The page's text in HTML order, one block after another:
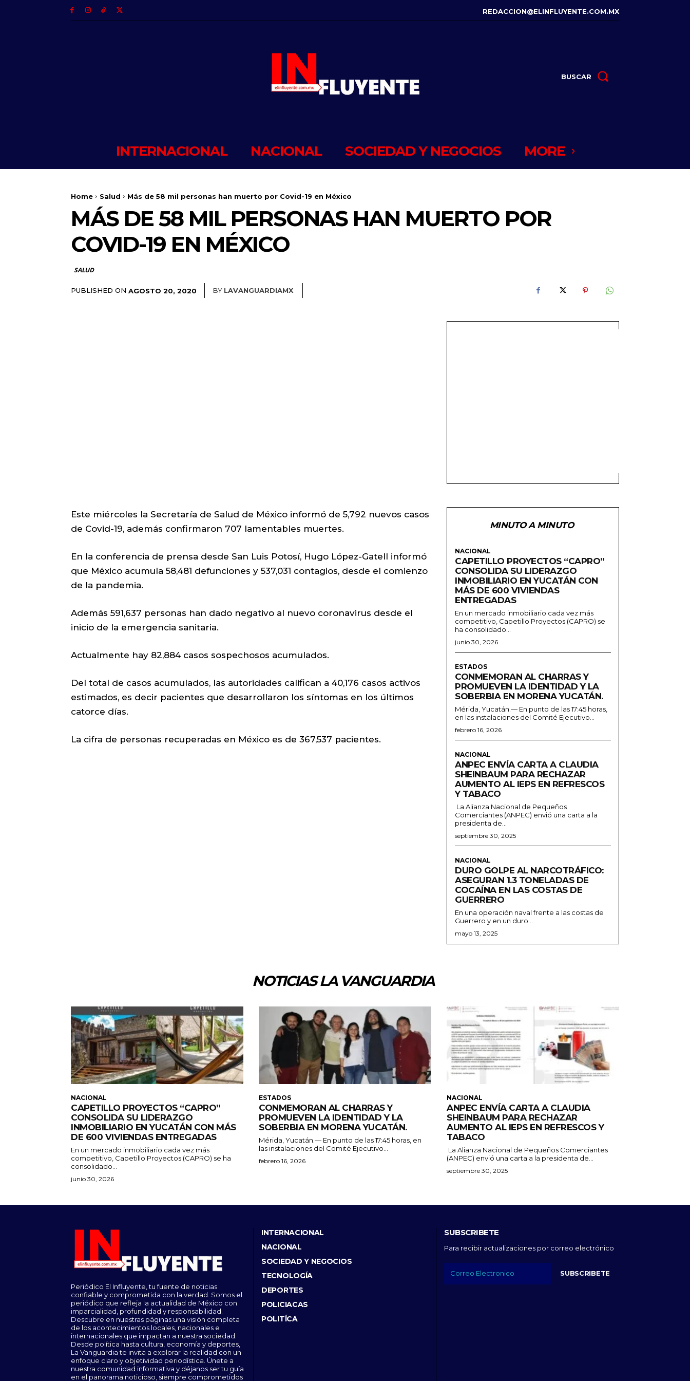
REDACCION@ELINFLUYENTE.COM.MX
BUSCAR
INTERNACIONAL NACIONAL SOCIEDAD Y NEGOCIOS MORE
Home Salud Más de 58 mil personas han muerto por Covid-19 en México
MÁS DE 58 MIL PERSONAS HAN MUERTO POR
COVID-19 EN MÉXICO
SALUD
PUBLISHED ON AGOSTO 20, 2020 BY LAVANGUARDIAMX
Este miércoles la Secretaría de Salud de México informó de 5,792 nuevos casos
de Covid-19, además confirmaron 707 lamentables muertes.
En la conferencia de prensa desde San Luis Potosí, Hugo López-Gatell informó
que México acumula 58,481 defunciones y 537,031 contagios, desde el comienzo
de la pandemia.
Además 591,637 personas han dado negativo al nuevo coronavirus desde el
inicio de la emergencia sanitaria.
Actualmente hay 82,884 casos sospechosos acumulados.
Del total de casos acumulados, las autoridades califican a 40,176 casos activos
estimados, es decir pacientes que desarrollaron los síntomas en los últimos
catorce días.
La cifra de personas recuperadas en México es de 367,537 pacientes.
MINUTO A MINUTO
NACIONAL
CAPETILLO PROYECTOS “CAPRO”
CONSOLIDA SU LIDERAZGO
INMOBILIARIO EN YUCATÁN CON
MÁS DE 600 VIVIENDAS
ENTREGADAS
En un mercado inmobiliario cada vez más
competitivo, Capetillo Proyectos (CAPRO) se
ha consolidado...
junio 30, 2026
ESTADOS
CONMEMORAN AL CHARRAS Y
PROMUEVEN LA IDENTIDAD Y LA
SOBERBIA EN MORENA YUCATÁN.
Mérida, Yucatán.— En punto de las 17:45 horas,
en las instalaciones del Comité Ejecutivo...
febrero 16, 2026
NACIONAL
ANPEC ENVÍA CARTA A CLAUDIA
SHEINBAUM PARA RECHAZAR
AUMENTO AL IEPS EN REFRESCOS
Y TABACO
La Alianza Nacional de Pequeños
Comerciantes (ANPEC) envió una carta a la
presidenta de...
septiembre 30, 2025
NACIONAL
DURO GOLPE AL NARCOTRÁFICO:
ASEGURAN 1.3 TONELADAS DE
COCAÍNA EN LAS COSTAS DE
GUERRERO
En una operación naval frente a las costas de
Guerrero y en un duro...
mayo 13, 2025
NOTICIAS LA VANGUARDIA
NACIONAL
CAPETILLO PROYECTOS “CAPRO”
CONSOLIDA SU LIDERAZGO
INMOBILIARIO EN YUCATÁN CON MÁS
DE 600 VIVIENDAS ENTREGADAS
En un mercado inmobiliario cada vez más
competitivo, Capetillo Proyectos (CAPRO) se ha
consolidado...
junio 30, 2026
ESTADOS
CONMEMORAN AL CHARRAS Y
PROMUEVEN LA IDENTIDAD Y LA
SOBERBIA EN MORENA YUCATÁN.
Mérida, Yucatán.— En punto de las 17:45 horas, en
las instalaciones del Comité Ejecutivo...
febrero 16, 2026
NACIONAL
ANPEC ENVÍA CARTA A CLAUDIA
SHEINBAUM PARA RECHAZAR
AUMENTO AL IEPS EN REFRESCOS Y
TABACO
La Alianza Nacional de Pequeños Comerciantes
(ANPEC) envió una carta a la presidenta de...
septiembre 30, 2025
Periódico El Influyente, tu fuente de noticias
confiable y comprometida con la verdad. Somos el
periódico que refleja la actualidad de México con
imparcialidad, profundidad y responsabilidad.
Descubre en nuestras páginas una visión completa
de los acontecimientos locales, nacionales e
internacionales que impactan a nuestra sociedad.
Desde política hasta cultura, economía y deportes,
La Vanguardia te invita a explorar la realidad con un
enfoque claro y objetividad periodística. Únete a
nuestra comunidad informativa y déjanos ser tu guía
en el panorama noticioso, siempre comprometidos
INTERNACIONAL
NACIONAL
SOCIEDAD Y NEGOCIOS
TECNOLOGÍA
DEPORTES
POLICIACAS
POLITÍCA
SUBSCRIBETE
Para recibir actualizaciones por correo electrónico
SUBSCRIBETE